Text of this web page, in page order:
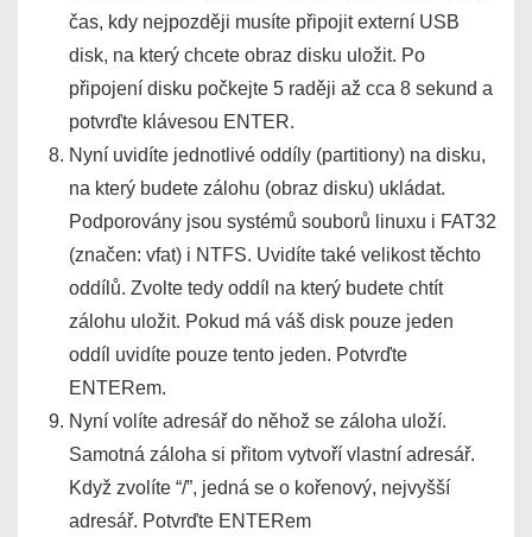
čas, kdy nejpozději musíte připojit externí USB
disk, na který chcete obraz disku uložit. Po
připojení disku počkejte 5 raději až cca 8 sekund a
potvrďte klávesou ENTER.
Nyní uvidíte jednotlivé oddíly (partitiony) na disku,
na který budete zálohu (obraz disku) ukládat.
Podporovány jsou systémů souborů linuxu i FAT32
(značen: vfat) i NTFS. Uvidíte také velikost těchto
oddílů. Zvolte tedy oddíl na který budete chtít
zálohu uložit. Pokud má váš disk pouze jeden
oddíl uvidíte pouze tento jeden. Potvrďte
ENTERem.
Nyní volíte adresář do něhož se záloha uloží.
Samotná záloha si přitom vytvoří vlastní adresář.
Když zvolíte “/”, jedná se o kořenový, nejvyšší
adresář. Potvrďte ENTERem